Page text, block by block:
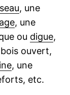
, une
, une
ou digue,
ouvert,
, une
etc.